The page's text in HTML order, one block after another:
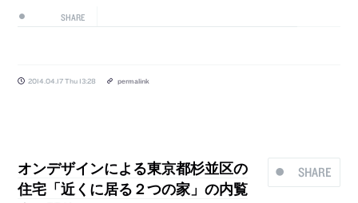
SHARE
2014.04.17 Thu 13:28 permalink
SHARE
オンデザインによる東京都杉並区の
住宅「近くに居る２つの家」の内覧